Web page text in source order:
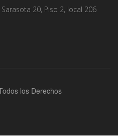
20, Piso 2, local 206
los Derechos